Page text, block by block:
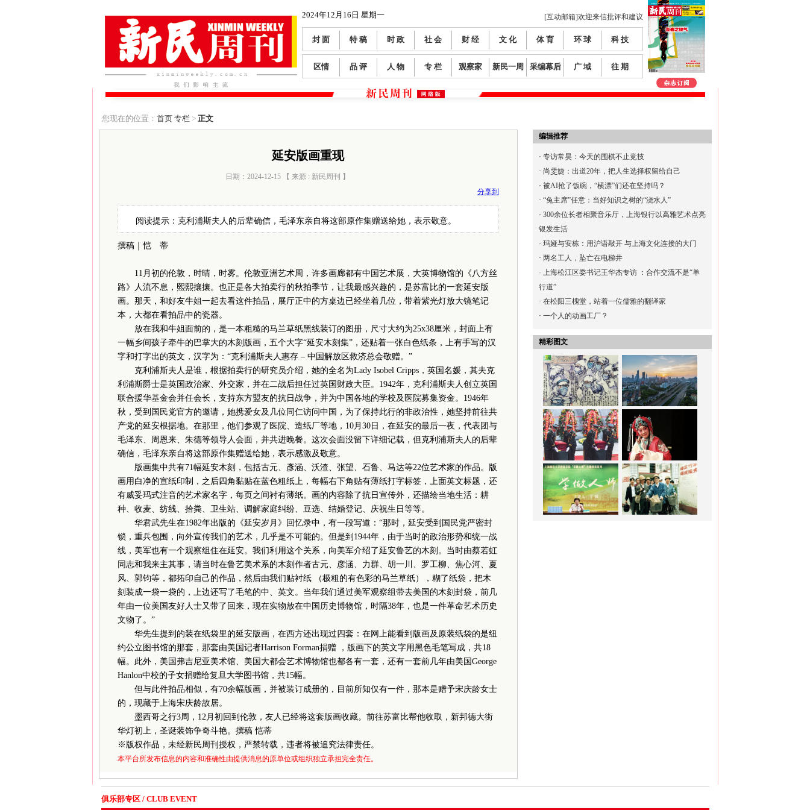
2024年12月16日 星期一 [互动邮箱]欢迎来信批评和建议
封 面 特 稿 时 政 社 会 财 经 文 化 体 育 环 球 科 技
区情 品 评 人 物 专 栏 观察家 新民一周 采编幕后 广 域 往 期
您现在的位置： 首页 专栏> 正文
延安版画重现
日期：2024-12-15 【 来源 : 新民周刊 】
分享到
阅读提示：克利浦斯夫人的后辈确信，毛泽东亲自将这部原作集赠送给她，表示敬意。
撰稿｜恺 蒂
11月初的伦敦，时晴，时雾。伦敦亚洲艺术周，许多画廊都有中国艺术展，大英博物馆的《八方丝
路》人流不息，熙熙攘攘。也正是各大拍卖行的秋拍季节，让我最感兴趣的，是苏富比的一套延安版
画。那天，和好友牛姐一起去看这件拍品，展厅正中的方桌边已经坐着几位，带着紫光灯放大镜笔记
本，大都在看拍品中的瓷器。
放在我和牛姐面前的，是一本粗糙的马兰草纸黑线装订的图册，尺寸大约为25x38厘米，封面上有
一幅乡间孩子牵牛的巴掌大的木刻版画，五个大字“延安木刻集”，还贴着一张白色纸条，上有手写的汉
字和打字出的英文，汉字为：“克利浦斯夫人惠存 – 中国解放区救济总会敬赠。”
克利浦斯夫人是谁，根据拍卖行的研究员介绍，她的全名为Lady Isobel Cripps，英国名媛，其夫克
利浦斯爵士是英国政治家、外交家，并在二战后担任过英国财政大臣。1942年，克利浦斯夫人创立英国
联合援华基金会并任会长，支持东方盟友的抗日战争，并为中国各地的学校及医院募集资金。1946年
秋，受到国民党官方的邀请，她携爱女及几位同仁访问中国，为了保持此行的非政治性，她坚持前往共
产党的延安根据地。在那里，他们参观了医院、造纸厂等地，10月30日，在延安的最后一夜，代表团与
毛泽东、周恩来、朱德等领导人会面，并共进晚餐。这次会面没留下详细记载，但克利浦斯夫人的后辈
确信，毛泽东亲自将这部原作集赠送给她，表示感激及敬意。
版画集中共有71幅延安木刻，包括古元、彥涵、沃渣、张望、石鲁、马达等22位艺术家的作品。版
画用白净的宣纸印制，之后四角黏贴在蓝色粗纸上，每幅右下角贴有薄纸打字标签，上面英文标题，还
有威妥玛式注音的艺术家名字，每页之间衬有薄纸。画的内容除了抗日宣传外，还描绘当地生活：耕
种、收麦、纺线、拾粪、卫生站、调解家庭纠纷、豆选、结婚登记、庆祝生日等等。
华君武先生在1982年出版的《延安岁月》回忆录中，有一段写道：“那时，延安受到国民党严密封
锁，重兵包围，向外宣传我们的艺术，几乎是不可能的。但是到1944年，由于当时的政治形势和统一战
线，美军也有一个观察组住在延安。我们利用这个关系，向美军介绍了延安鲁艺的木刻。当时由蔡若虹
同志和我来主其事，请当时在鲁艺美术系的木刻作者古元、彦涵、力群、胡一川、罗工柳、焦心河、夏
风、郭钧等，都拓印自己的作品，然后由我们贴衬纸 （极粗的有色彩的马兰草纸），糊了纸袋，把木
刻装成一袋一袋的，上边还写了毛笔的中、英文。当年我们通过美军观察组带去美国的木刻封袋，前几
年由一位美国友好人士又带了回来，现在实物放在中国历史博物馆，时隔38年，也是一件革命艺术历史
文物了。”
华先生提到的装在纸袋里的延安版画，在西方还出现过四套：在网上能看到版画及原装纸袋的是纽
约公立图书馆的那套，那套由美国记者Harrison Forman捐赠 ，版画下的英文字用黑色毛笔写成，共18
幅。此外，美国弗吉尼亚美术馆、美国大都会艺术博物馆也都各有一套，还有一套前几年由美国George
Hanlon中校的子女捐赠给复旦大学图书馆，共15幅。
但与此件拍品相似，有70余幅版画，并被装订成册的，目前所知仅有一件，那本是赠予宋庆龄女士
的，现藏于上海宋庆龄故居。
墨西哥之行3周，12月初回到伦敦，友人已经将这套版画收藏。前往苏富比帮他收取，新邦德大街
华灯初上，圣诞装饰争奇斗艳。撰稿 恺蒂
※ 版权作品，未经新民周刊授权，严禁转载，违者将被追究法律责任。
本平台所发布信息的内容和准确性由提供消息的原单位或组织独立承担完全责任。
编辑推荐
· 专访常昊：今天的围棋不止竞技
· 尚雯婕：出道20年，把人生选择权留给自己
· 被AI抢了饭碗，“横漂”们还在坚持吗？
· “兔主席”任意：当好知识之树的“浇水人”
· 300余位长者相聚音乐厅，上海银行以高雅艺术点亮
银发生活
· 玛娅与安栋：用沪语敲开 与上海文化连接的大门
· 两名工人，坠亡在电梯井
· 上海松江区委书记王华杰专访 ：合作交流不是“单
行道”
· 在松阳三槐堂，站着一位儒雅的翻译家
· 一个人的动画工厂？
精彩图文
俱乐部专区 / CLUB EVENT